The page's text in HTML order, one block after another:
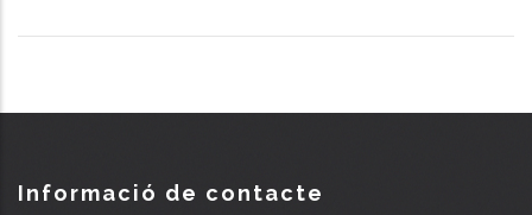
Informació de contacte